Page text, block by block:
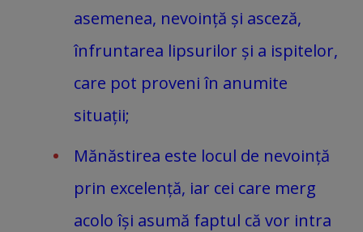
asemenea, nevoință și asceză,
înfruntarea lipsurilor și a ispitelor,
care pot proveni în anumite
situații;
Mănăstirea este locul de nevoință
prin excelență, iar cei care merg
acolo își asumă faptul că vor intra